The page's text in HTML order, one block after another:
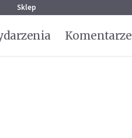
Sklep
Komentarze